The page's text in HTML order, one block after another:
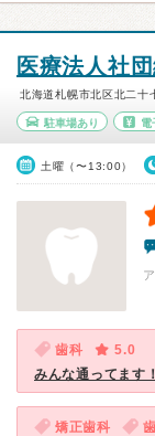
医療法人社
北海道札幌市北区北二十
駐車場あり 電
土曜（〜13:00）
歯科
5.0
みんな通ってます！
矯正歯科